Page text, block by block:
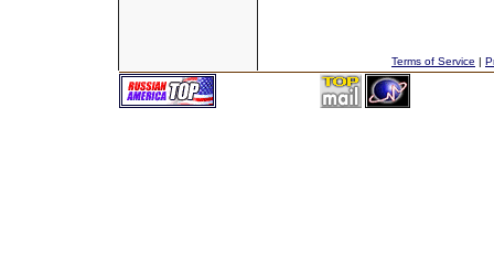
Terms of Service |